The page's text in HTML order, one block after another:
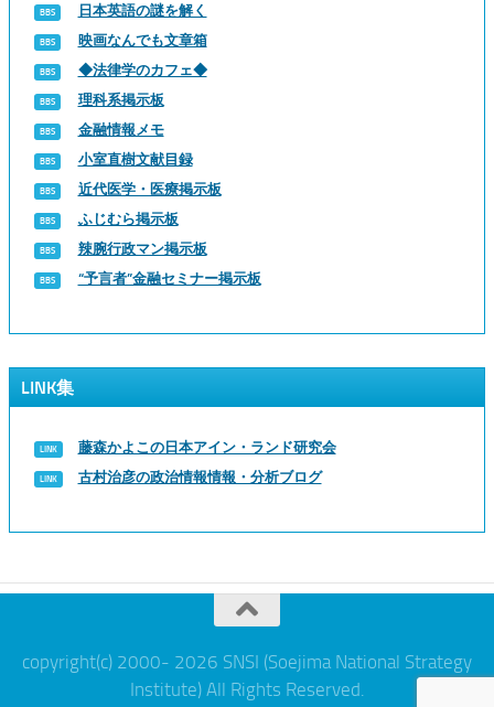
日本英語の謎を解く
映画なんでも文章箱
◆法律学のカフェ◆
理科系掲示板
金融情報メモ
小室直樹文献目録
近代医学・医療掲示板
ふじむら掲示板
辣腕行政マン掲示板
“予言者”金融セミナー掲示板
LINK集
藤森かよこの日本アイン・ランド研究会
古村治彦の政治情報情報・分析ブログ
copyright(c) 2000- 2026 SNSI (Soejima National Strategy
Institute) All Rights Reserved.